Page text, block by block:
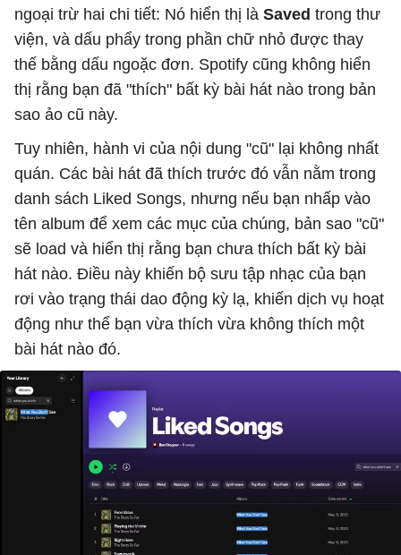
ngoại trừ hai chi tiết: Nó hiển thị là Saved trong thư
viện, và dấu phẩy trong phần chữ nhỏ được thay
thế bằng dấu ngoặc đơn. Spotify cũng không hiển
thị rằng bạn đã "thích" bất kỳ bài hát nào trong bản
sao ảo cũ này.
Tuy nhiên, hành vi của nội dung "cũ" lại không nhất
quán. Các bài hát đã thích trước đó vẫn nằm trong
danh sách Liked Songs, nhưng nếu bạn nhấp vào
tên album để xem các mục của chúng, bản sao "cũ"
sẽ load và hiển thị rằng bạn chưa thích bất kỳ bài
hát nào. Điều này khiến bộ sưu tập nhạc của bạn
rơi vào trạng thái dao động kỳ lạ, khiến dịch vụ hoạt
động như thể bạn vừa thích vừa không thích một
bài hát nào đó.